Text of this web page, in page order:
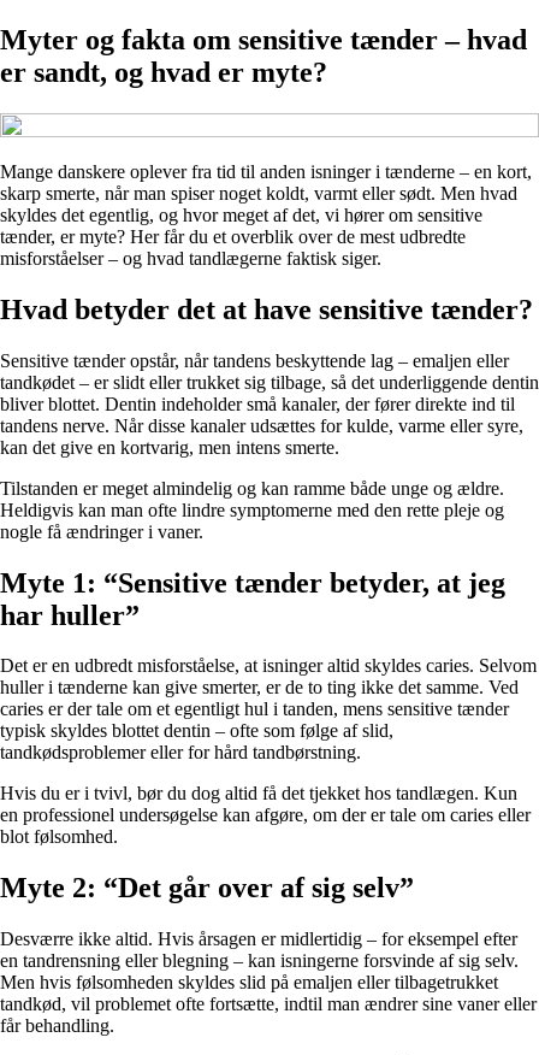
Myter og fakta om sensitive tænder – hvad
er sandt, og hvad er myte?
Mange danskere oplever fra tid til anden isninger i tænderne – en kort,
skarp smerte, når man spiser noget koldt, varmt eller sødt. Men hvad
skyldes det egentlig, og hvor meget af det, vi hører om sensitive
tænder, er myte? Her får du et overblik over de mest udbredte
misforståelser – og hvad tandlægerne faktisk siger.
Hvad betyder det at have sensitive tænder?
Sensitive tænder opstår, når tandens beskyttende lag – emaljen eller
tandkødet – er slidt eller trukket sig tilbage, så det underliggende dentin
bliver blottet. Dentin indeholder små kanaler, der fører direkte ind til
tandens nerve. Når disse kanaler udsættes for kulde, varme eller syre,
kan det give en kortvarig, men intens smerte.
Tilstanden er meget almindelig og kan ramme både unge og ældre.
Heldigvis kan man ofte lindre symptomerne med den rette pleje og
nogle få ændringer i vaner.
Myte 1: “Sensitive tænder betyder, at jeg
har huller”
Det er en udbredt misforståelse, at isninger altid skyldes caries. Selvom
huller i tænderne kan give smerter, er de to ting ikke det samme. Ved
caries er der tale om et egentligt hul i tanden, mens sensitive tænder
typisk skyldes blottet dentin – ofte som følge af slid,
tandkødsproblemer eller for hård tandbørstning.
Hvis du er i tvivl, bør du dog altid få det tjekket hos tandlægen. Kun
en professionel undersøgelse kan afgøre, om der er tale om caries eller
blot følsomhed.
Myte 2: “Det går over af sig selv”
Desværre ikke altid. Hvis årsagen er midlertidig – for eksempel efter
en tandrensning eller blegning – kan isningerne forsvinde af sig selv.
Men hvis følsomheden skyldes slid på emaljen eller tilbagetrukket
tandkød, vil problemet ofte fortsætte, indtil man ændrer sine vaner eller
får behandling.